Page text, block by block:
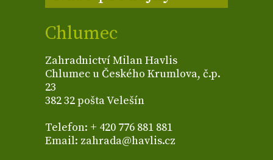
Chlumec
Zahradnictví Milan Havlis
Chlumec u Českého Krumlova, č.p.
23
382 32 pošta Velešín
Telefon: + 420 776 881 881
Email: zahrada@havlis.cz